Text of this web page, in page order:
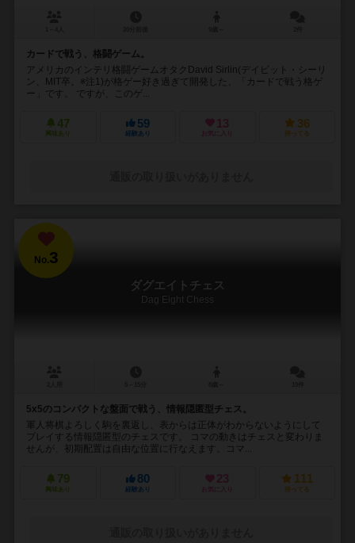
カードで戦う、格闘ゲーム。
アメリカのインテリ格闘ゲームオタクDavid Sirlin(デイビット・シーリ
ン、MIT卒。※注1)が格ゲー好き過ぎて開発した、「カードで戦う格ゲ
ー」です。 ですが、このゲ...
47
興味あり
59
経験あり
13
お気に入り
36
持ってる
No.3
ダグエイトチェス
Dag Eight Chess
5x5のコンパクトな盤面で戦う、情報隠匿型チェス。
軍人将棋よろしく駒を裏返し、表からは正体がわからないようにして
プレイする情報隠匿型のチェスです。 コマの動きはチェスと変わりま
せんが、初期配置は自由な位置に行なえます。コマ...
79
興味あり
80
経験あり
23
お気に入り
111
持ってる